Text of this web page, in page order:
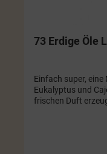
Einfach super,
Eukalyptus und
frischen Duft